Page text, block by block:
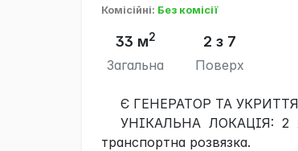
Комісійні: Без комісії
33 м2
Загальна
2 з 7
Поверх
Є ГЕНЕРАТОР ТА
УНІКАЛЬНА ЛОКАЦІЯ: 2
транспортна розвязка.